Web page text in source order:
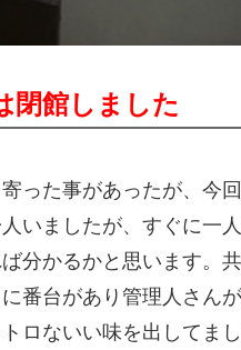
閉館しました
った事があったが、今
いましたが、すぐに一
分かるかと思います。
番台があり管理人さん
ロないい味を出してまし